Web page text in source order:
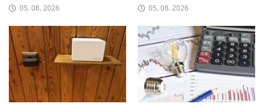
05. 08. 2026
05. 08. 2026